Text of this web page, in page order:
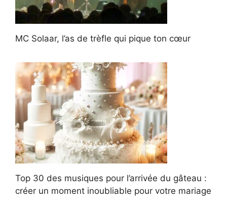
MC Solaar, l’as de trèfle qui pique ton cœur
Top 30 des musiques pour l’arrivée du gâteau :
créer un moment inoubliable pour votre mariage